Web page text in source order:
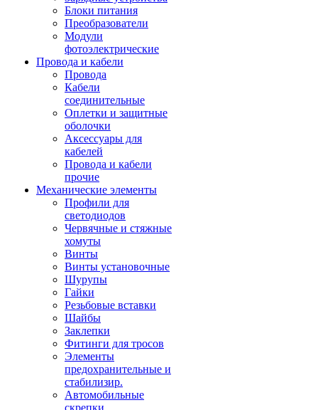
Блоки питания
Преобразователи
Модули
фотоэлектрические
Провода и кабели
Провода
Кабели
соединительные
Оплетки и защитные
оболочки
Аксессуары для
кабелей
Провода и кабели
прочие
Механические элементы
Профили для
светодиодов
Червячные и стяжные
хомуты
Винты
Винты установочные
Шурупы
Гайки
Резьбовые вставки
Шайбы
Заклепки
Фитинги для тросов
Элементы
предохранительные и
стабилизир.
Автомобильные
скрепки